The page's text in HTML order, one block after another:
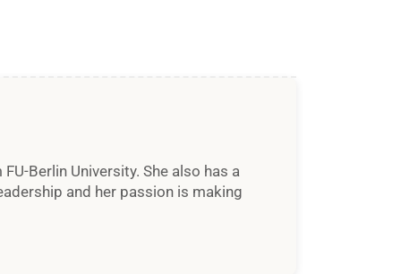
Berlin University. She also has a
and her passion is making